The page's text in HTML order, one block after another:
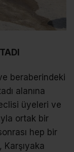
beraberindeki
alanına
üyeleri ve
ortak bir
hep bir
Karşıyaka